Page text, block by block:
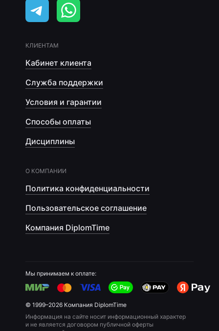
КЛИЕНТАМ
Кабинет клиента
Служба поддержки
Условия и гарантии
Способы оплаты
Дисциплины
О КОМПАНИИ
Политика конфиденциальности
Пользовательское соглашение
Компания DiplomTime
Мы принимаем к оплате:
© 1999–2026 Компания DiplomTime
Информация на сайте носит информационный характер
и не является договором публичной оферты